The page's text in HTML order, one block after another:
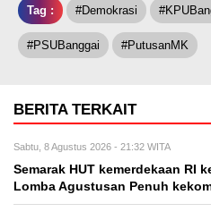
Tag : #Demokrasi
#PSUBanggai #PutusanMK
BERITA TERKAIT
Sabtu, 8 Agustus 2026 - 21:32 WITA
Semarak HUT kemerdekaan RI
Lomba Agustusan Penuh